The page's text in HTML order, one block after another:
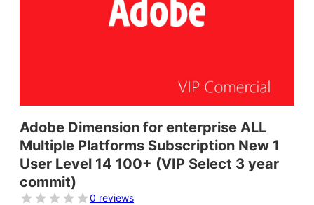
Adobe Dimension for enterprise ALL
Multiple Platforms Subscription New 1
User Level 14 100+ (VIP Select 3 year
commit)
0 reviews